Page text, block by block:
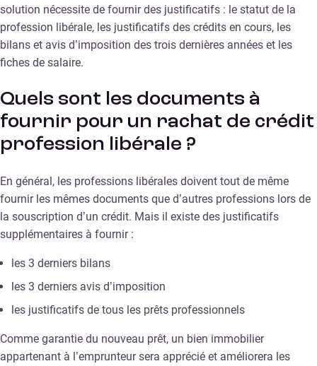
solution nécessite de fournir des justificatifs : le statut de la
profession libérale, les justificatifs des crédits en cours, les
bilans et avis d’imposition des trois dernières années et les
fiches de salaire.
Quels sont les documents à
fournir pour un rachat de crédit
profession libérale ?
En général, les professions libérales doivent tout de même
fournir les mêmes documents que d’autres professions lors de
la souscription d’un crédit. Mais il existe des justificatifs
supplémentaires à fournir :
les 3 derniers bilans
les 3 derniers avis d’imposition
les justificatifs de tous les prêts professionnels
Comme garantie du nouveau prêt, un bien immobilier
appartenant à l’emprunteur sera apprécié et améliorera les